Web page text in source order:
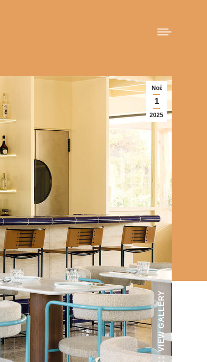
Νοέ
1
2025
VIEW GALLERY